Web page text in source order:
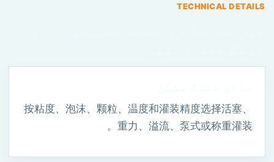
TECHNICAL DETAILS
按粘度、泡沫、颗粒、温度和灌装精度选择活塞、
重力、溢流、泵式或称重灌装。